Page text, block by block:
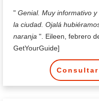
" Genial. Muy informativo
la ciudad. Ojalá
naranja ". Eileen, febrero
GetYourGuide]